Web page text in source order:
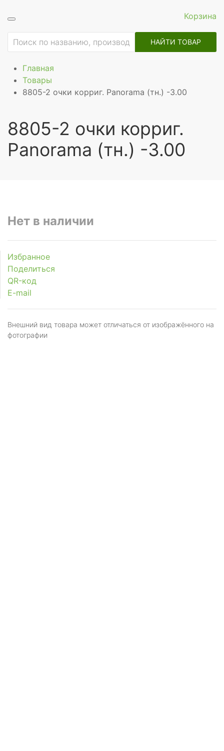
Корзина
НАЙТИ ТОВАР
Главная
Товары
8805-2 очки корриг. Panorama (тн.) -3.00
8805-2 очки корриг.
Panorama (тн.) -3.00
Нет в наличии
Избранное
Поделиться
QR-код
E-mail
Внешний вид товара может отличаться от изображённого на
фотографии